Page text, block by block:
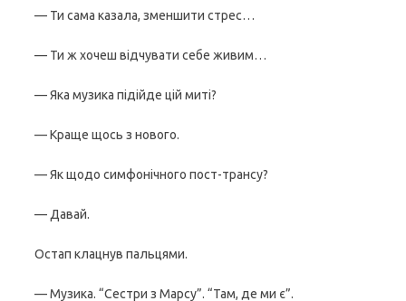
— Ти сама казала, зменшити стрес…
— Ти ж хочеш відчувати себе живим…
— Яка музика підійде цій миті?
— Краще щось з нового.
— Як щодо симфонічного пост-трансу?
— Давай.
Остап клацнув пальцями.
— Музика. “Сестри з Марсу”. “Там, де ми є”.